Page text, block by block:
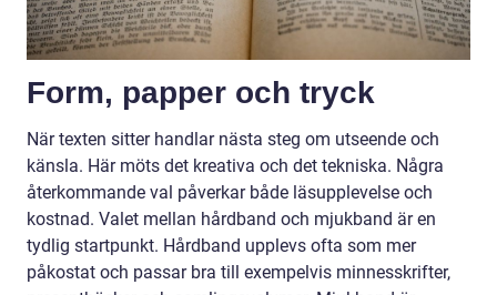
Form, papper och tryck
När texten sitter handlar nästa steg om utseende och
känsla. Här möts det kreativa och det tekniska. Några
återkommande val påverkar både läsupplevelse och
kostnad. Valet mellan hårdband och mjukband är en
tydlig startpunkt. Hårdband upplevs ofta som mer
påkostat och passar bra till exempelvis minnesskrifter,